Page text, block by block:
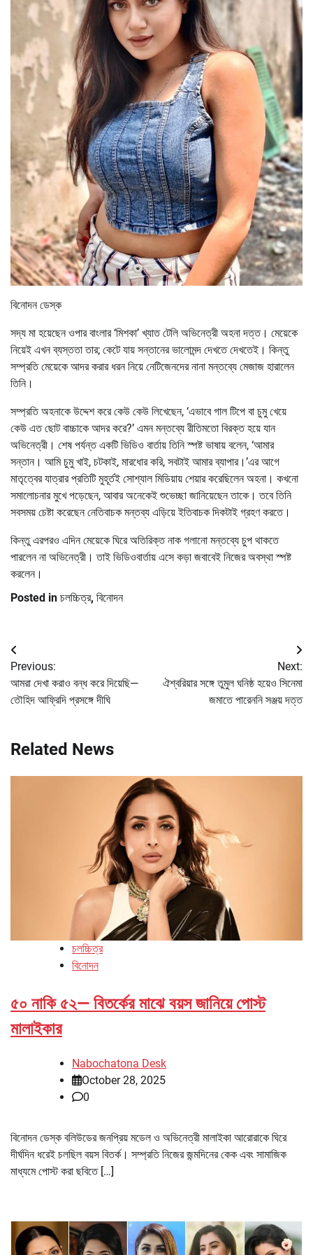
বিনোদন ডেস্ক
সদ্য মা হয়েছেন ওপার বাংলার ‘মিশকা’ খ্যাত টেলি অভিনেত্রী অহনা দত্ত। মেয়েকে
নিয়েই এখন ব্যস্ততা তার; কেটে যায় সন্তানের ভালোমন্দ দেখতে দেখতেই। কিন্তু
সম্প্রতি মেয়েকে আদর করার ধরন নিয়ে নেটিজেনদের নানা মন্তব্যে মেজাজ হারালেন
তিনি।
সম্প্রতি অহনাকে উদ্দেশ করে কেউ কেউ লিখেছেন, ‘এভাবে গাল টিপে বা চুমু খেয়ে
কেউ এত ছোট বাচ্চাকে আদর করে?’ এমন মন্তব্যে রীতিমতো বিরক্ত হয়ে যান
অভিনেত্রী। শেষ পর্যন্ত একটি ভিডিও বার্তায় তিনি স্পষ্ট ভাষায় বলেন, ‘আমার
সন্তান। আমি চুমু খাই, চটকাই, মারধোর করি, সবটাই আমার ব্যাপার।’এর আগে
মাতৃত্বের যাত্রার প্রতিটি মুহূর্তই সোশ্যাল মিডিয়ায় শেয়ার করেছিলেন অহনা। কখনো
সমালোচনার মুখে পড়েছেন, আবার অনেকেই শুভেচ্ছা জানিয়েছেন তাকে। তবে তিনি
সবসময় চেষ্টা করেছেন নেতিবাচক মন্তব্য এড়িয়ে ইতিবাচক দিকটাই গ্রহণ করতে।
কিন্তু এরপরও এদিন মেয়েকে ঘিরে অতিরিক্ত নাক গলানো মন্তব্যে চুপ থাকতে
পারলেন না অভিনেত্রী। তাই ভিডিওবার্তায় এসে কড়া জবাবেই নিজের অবস্থা স্পষ্ট
করলেন।
Posted in চলচ্চিত্র, বিনোদন
Post
navigation
Previous:
আমরা দেখা করাও বন্ধ করে দিয়েছি—
তৌহিদ আফ্রিদি প্রসঙ্গে দীঘি
Next:
ঐশ্বরিয়ার সঙ্গে তুমুল ঘনিষ্ঠ হয়েও সিনেমা
জমাতে পারেননি সঞ্জয় দত্ত
Related News
চলচ্চিত্র
বিনোদন
৫০ নাকি ৫২— বিতর্কের মাঝে বয়স জানিয়ে পোস্ট
মালাইকার
Nabochatona Desk
October 28, 2025
0
বিনোদন ডেস্ক বলিউডের জনপ্রিয় মডেল ও অভিনেত্রী মালাইকা আরোরাকে ঘিরে
দীর্ঘদিন ধরেই চলছিল বয়স বিতর্ক। সম্প্রতি নিজের জন্মদিনের কেক এবং সামাজিক
মাধ্যমে পোস্ট করা ছবিতে […]